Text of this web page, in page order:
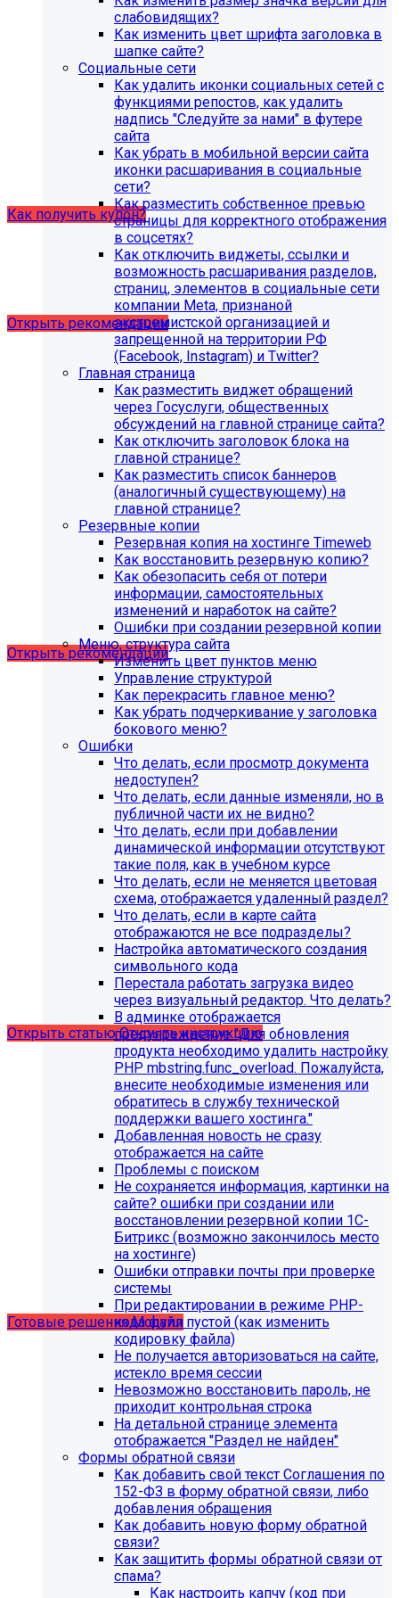
В связи с новыми требованиями Приказа 1493
Рособнадзора нами были внесены изменения в
поставку готовых решений для образовательных
Теперь в сборку готовых решений для образовательных
организаций входит модуль SIMAI-SF4: Сведения об
образовательной организации (simai.sveden). Для
корректной работы модуля необходимо активировать
Как получить купон?
Что делать, если на хостинге не
хватает места?
Открыть рекомендации
Рекомендации по безопасности
Открыть рекомендации
С 1 февраля 2023 года ограничена
поддержка продуктов 1С-Битрикс на
PHP версии ниже 8.0. Рекомендуемая
версия PHP - 8.1 и выше
Открыть статьюОткрыть инструкцию
Учебные курсы
по работе с готовыми решениями и модулями
размещены в разделе "Учебные курсы"
Готовые решенияМодули
Инструкция по удалению ссылок на
слабовидящих?
Как изменить цвет шрифта заголовка в
шапке сайте?
Социальные сети
Как удалить иконки социальных сетей с
функциями репостов, как удалить
надпись "Следуйте за нами" в футере
сайта
Как убрать в мобильной версии сайта
иконки расшаривания в социальные
сети?
Как разместить собственное превью
страницы для корректного отображения
в соцсетях?
Как отключить виджеты, ссылки и
возможность расшаривания разделов,
страниц, элементов в социальные сети
компании Meta, признаной
экстремистской организацией и
запрещенной на территории РФ
(Facebook, Instagram) и Twitter?
Главная страница
Как разместить виджет обращений
через Госуслуги, общественных
обсуждений на главной странице сайта?
Как отключить заголовок блока на
главной странице?
Как разместить список баннеров
(аналогичный существующему) на
главной странице?
Резервные копии
Резервная копия на хостинге Timeweb
Как восстановить резервную копию?
Как обезопасить себя от потери
информации, самостоятельных
изменений и наработок на сайте?
Ошибки при создании резервной копии
Меню, структура сайта
Изменить цвет пунктов меню
Управление структурой
Как перекрасить главное меню?
Как убрать подчеркивание у заголовка
бокового меню?
Ошибки
Что делать, если просмотр документа
недоступен?
Что делать, если данные изменяли, но в
публичной части их не видно?
Что делать, если при добавлении
динамической информации отсутствуют
такие поля, как в учебном курсе
Что делать, если не меняется цветовая
схема, отображается удаленный раздел?
Что делать, если в карте сайта
отображаются не все подразделы?
Настройка автоматического создания
символьного кода
Перестала работать загрузка видео
через визуальный редактор. Что делать?
В админке отображается
предупреждение "Для обновления
продукта необходимо удалить настройку
PHP mbstring.func_overload. Пожалуйста,
внесите необходимые изменения или
обратитесь в службу технической
поддержки вашего хостинга."
Добавленная новость не сразу
отображается на сайте
Проблемы с поиском
Не сохраняется информация, картинки на
сайте? ошибки при создании или
восстановлении резервной копии 1С-
Битрикс (возможно закончилось место
на хостинге)
Ошибки отправки почты при проверке
системы
При редактировании в режиме PHP-
кода файл пустой (как изменить
кодировку файла)
Не получается авторизоваться на сайте,
истекло время сессии
Невозможно восстановить пароль, не
приходит контрольная строка
На детальной странице элемента
отображается "Раздел не найден"
Формы обратной связи
Как добавить свой текст Соглашения по
152-ФЗ в форму обратной связи, либо
добавления обращения
Как добавить новую форму обратной
связи?
Как защитить формы обратной связи от
спама?
Как настроить капчу (код при